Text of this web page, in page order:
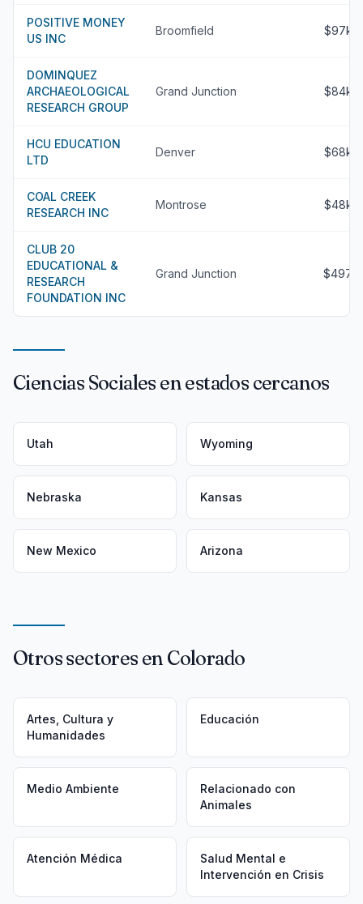
POSITIVE MONEY
US INC
Broomfield $97k
DOMINQUEZ
ARCHAEOLOGICAL
RESEARCH GROUP
Grand Junction $84k
HCU EDUCATION
LTD
Denver $68k
COAL CREEK
RESEARCH INC
Montrose $48k
CLUB 20
EDUCATIONAL &
RESEARCH
FOUNDATION INC
Grand Junction $497
Ciencias Sociales en estados cercanos
Utah Wyoming
Nebraska Kansas
New Mexico Arizona
Otros sectores en Colorado
Artes, Cultura y
Humanidades
Educación
Medio Ambiente
Relacionado con
Animales
Atención Médica
Salud Mental e
Intervención en Crisis